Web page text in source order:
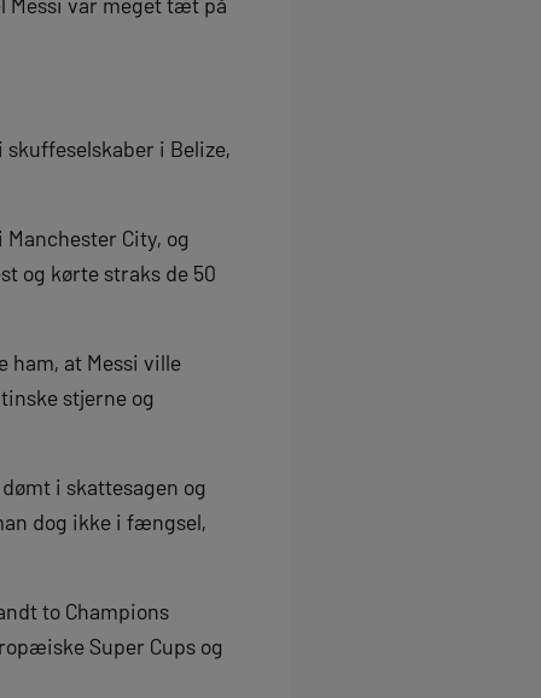
i Belize,
City, og
og kørte straks de 50
at Messi ville
stjerne og
i skattesagen og
dog ikke i fængsel,
to Champions
Super Cups og